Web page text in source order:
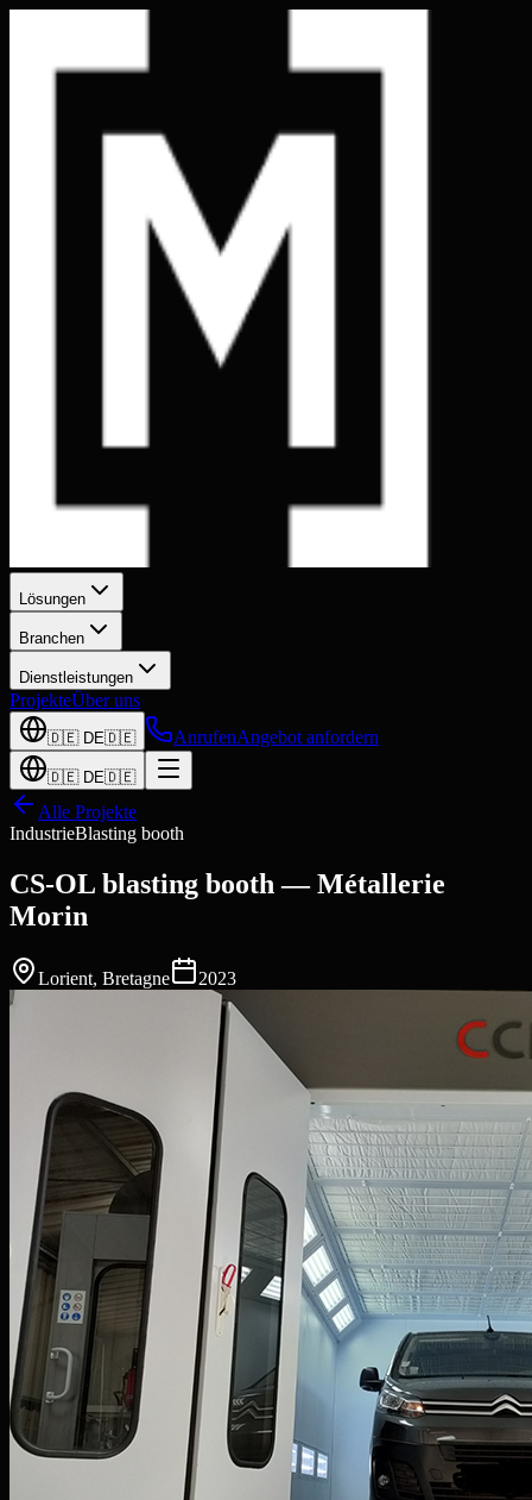
Lösungen
Branchen
Dienstleistungen
ProjekteÜber uns
🇩🇪 DE🇩🇪 AnrufenAngebot anfordern
🇩🇪 DE🇩🇪
Alle Projekte
IndustrieBlasting booth
CS-OL blasting booth — Métallerie
Morin
Lorient, Bretagne 2023